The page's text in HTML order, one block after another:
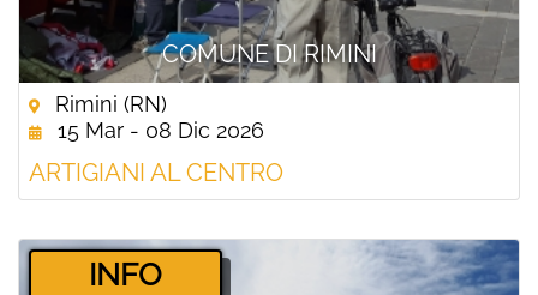
COMUNE DI RIMINI
Rimini (RN)
15 Mar - 08 Dic 2026
ARTIGIANI AL CENTRO
­INFO